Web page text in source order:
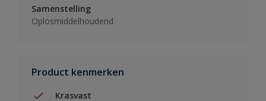
Samenstelling
Oplosmiddelhoudend
Product kenmerken
Krasvast